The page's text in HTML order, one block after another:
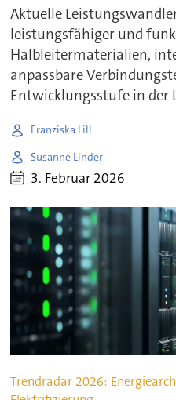
Aktuelle
leistungsfähiger und
Halbleitermaterialien,
anpassbare
Entwicklungsstufe in der
Franziska Lill
Susanne Linder
3. Februar 2026
Trendradar 2026: